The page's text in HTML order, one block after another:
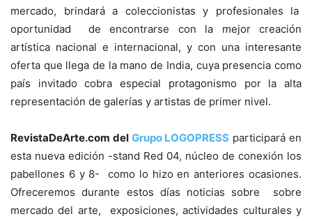
mercado, brindará a coleccionistas y profesionales la
oportunidad de encontrarse con la mejor creación
artística nacional e internacional, y con una interesante
oferta que llega de la mano de India, cuya presencia como
país invitado cobra especial protagonismo por la alta
representación de galerías y artistas de primer nivel.
RevistaDeArte.com del Grupo LOGOPRESS participará en
esta nueva edición -stand Red 04, núcleo de conexión los
pabellones 6 y 8- como lo hizo en anteriores ocasiones.
Ofreceremos durante estos días noticias sobre sobre
mercado del arte, exposiciones, actividades culturales y